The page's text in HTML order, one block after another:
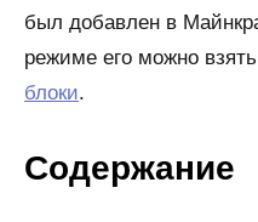
был добавлен в
режиме его можно
блоки.
Содержание